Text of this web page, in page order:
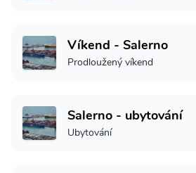
Víkend - Salerno
Prodloužený víkend
Salerno - ubytování
Ubytování